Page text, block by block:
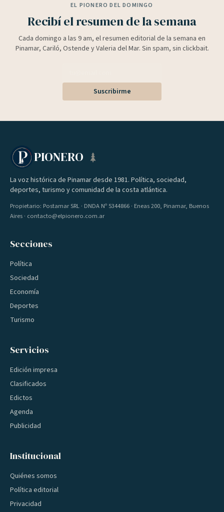
EL PIONERO DEL DOMINGO
Recibí el resumen de la semana
Cada domingo a las 9 am, el resumen editorial de la semana en
Pinamar, Cariló, Ostende y Valeria del Mar. Sin spam, sin clickbait.
Suscribirme
PIONERO
La voz histórica de Pinamar desde 1981. Política, sociedad,
deportes, turismo y comunidad de la costa atlántica.
Propietario: Postamar SRL · DNDA Nº 5344866 · Eneas 200, Pinamar, Buenos
Aires · contacto@elpionero.com.ar
Secciones
Política
Sociedad
Economía
Deportes
Turismo
Servicios
Edición impresa
Clasificados
Edictos
Agenda
Publicidad
Institucional
Quiénes somos
Política editorial
Privacidad